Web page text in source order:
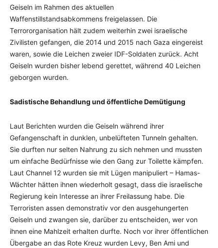
Geiseln im Rahmen des aktuellen
Waffenstillstandsabkommens freigelassen. Die
Terrororganisation hält zudem weiterhin zwei israelische
Zivilisten gefangen, die 2014 und 2015 nach Gaza eingereist
waren, sowie die Leichen zweier IDF-Soldaten zurück. Acht
Geiseln wurden bisher lebend gerettet, während 40 Leichen
geborgen wurden.
Sadistische Behandlung und öffentliche Demütigung
Laut Berichten wurden die Geiseln während ihrer
Gefangenschaft in dunklen, unbelüfteten Tunneln gehalten.
Sie durften nur selten Nahrung zu sich nehmen und mussten
um einfache Bedürfnisse wie den Gang zur Toilette kämpfen.
Laut Channel 12 wurden sie mit Lügen manipuliert – Hamas-
Wächter hätten ihnen wiederholt gesagt, dass die israelische
Regierung kein Interesse an ihrer Freilassung habe. Die
Terroristen assen demonstrativ vor den ausgehungerten
Geiseln und zwangen sie, darüber zu entscheiden, wer von
ihnen eine Mahlzeit erhalten durfte. Noch vor ihrer öffentlichen
Übergabe an das Rote Kreuz wurden Levy, Ben Ami und